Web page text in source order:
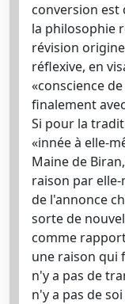
conversion est
la philosophie
révision
réflexive, en
«conscience
finalement
Si pour la
«innée à elle-
Maine de
raison par elle-
de l'annonce
sorte de
comme
une raison qui
n'y a pas de
n'y a pas de